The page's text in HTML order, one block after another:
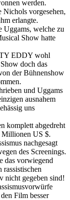
werden.
vorgesehen,
erlangte.
welche zu
Show hatte
EDDY wohl
doch das
der Bühnenshow
und Uggams
ausnahem
uns
komplett abgedreht
Millionen US $.
nachgesagt
des Screenings.
das vorwiegend
nicht gegeben sind!
Film besser